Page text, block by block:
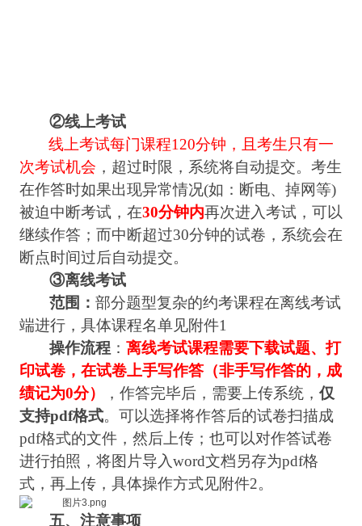
②线上考试
线上考试每门课程120分钟，且考生只有一
次考试机会 ，超过时限，系统将自动提交。考生
在作答时如果出现异常情况(如：断电、掉网等)
被迫中断考试，在30分钟内再次进入考试，可以
继续作答；而中断超过30分钟的试卷，系统会在
断点时间过后自动提交。
③离线考试
范围： 部分题型复杂的约考课程在离线考试
端进行，具体课程名单见附件1
操作流程： 离线考试课程需要下载试题、打
印试卷，在试卷上手写作答（非手写作答的，成
绩记为0分） ，作答完毕后，需要上传系统， 仅
支持pdf格式。可以选择将作答后的试卷扫描成
pdf格式的文件，然后上传；也可以对作答试卷
进行拍照，将图片导入word文档另存为pdf格
式，再上传，具体操作方式见附件2。
五、注意事项